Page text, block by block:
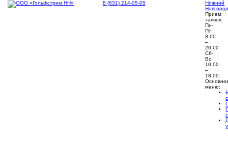
8 (831) 214-05-05
Нижний
Прием
заявок:
Пн-
Пт:
8.00
–
20.00
Сб-
Вс:
10.00
–
18.00
меню: